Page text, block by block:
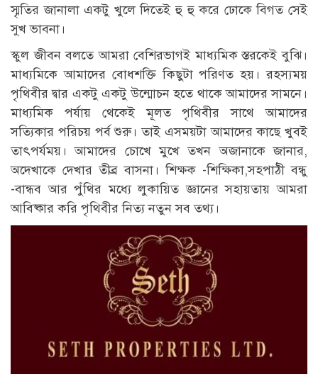
স্মৃতির জানালা একটু খুলে দিতেই হু হু করে ঢোকে বিগত সেই
সুখ ভাবনা।
স্কুল জীবন বলতে আমরা বেশিরভাগই মাধ্যমিক স্তরকেই বুঝি।
মাধ্যমিকে আমাদের বোধশক্তি কিছুটা পরিণত হয়। রহস্যময়
পৃথিবীর দ্বার একটু একটু উন্মোচন হতে থাকে আমাদের সামনে।
মাধ্যমিক পর্যায় থেকেই মূলত পৃথিবীর সাথে আমাদের
সত্যিকার পরিচয় পর্ব শুরু। তাই এসময়টা আমাদের কাছে খুবই
তাৎপর্যময়। আমাদের চোখে মুখে তখন অজানাকে জানার,
অদেখাকে দেখার তীব্র বাসনা। শিক্ষক -শিক্ষিকা,সহপাঠী বন্ধু
-বান্ধব আর পুঁথির মধ্যে লুকায়িত জ্ঞানের সহায়তায় আমরা
আবিষ্কার করি পৃথিবীর নিত্য নতুন সব তথ্য।